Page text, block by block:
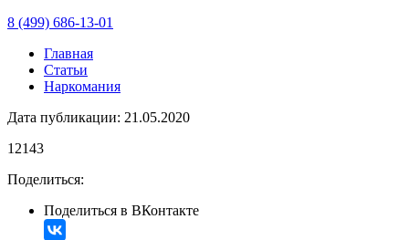
8 (499) 686-13-01
Главная
Статьи
Наркомания
Дата публикации: 21.05.2020
12143
Поделиться:
Поделиться в ВКонтакте